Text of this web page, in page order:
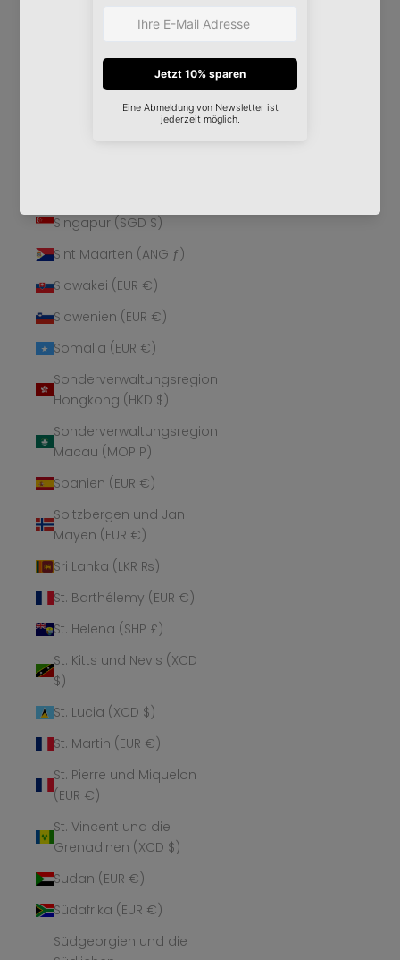
Schweiz (CHF CHF)
Senegal (XOF Fr)
Seychellen (EUR €)
Singapur (SGD $)
Sint Maarten (ANG ƒ)
Slowakei (EUR €)
Slowenien (EUR €)
Somalia (EUR €)
Sonderverwaltungsregion
Hongkong (HKD $)
Sonderverwaltungsregion
Macau (MOP P)
Spanien (EUR €)
Spitzbergen und Jan
Mayen (EUR €)
Sri Lanka (LKR ₨)
St. Barthélemy (EUR €)
St. Helena (SHP £)
St. Kitts und Nevis (XCD
$)
St. Lucia (XCD $)
St. Martin (EUR €)
St. Pierre und Miquelon
(EUR €)
St. Vincent und die
Grenadinen (XCD $)
Sudan (EUR €)
Südafrika (EUR €)
Südgeorgien und die